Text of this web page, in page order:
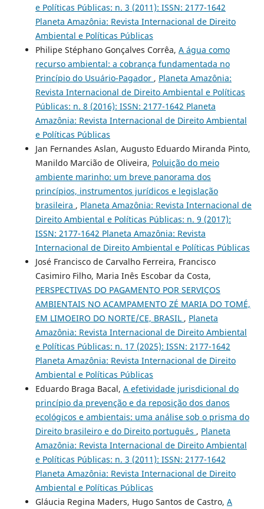
e Políticas Públicas: n. 3 (2011): ISSN: 2177-1642
Planeta Amazônia: Revista Internacional de Direito
Ambiental e Políticas Públicas
Philipe Stéphano Gonçalves Corrêa, A água como
recurso ambiental: a cobrança fundamentada no
Princípio do Usuário-Pagador , Planeta Amazônia:
Revista Internacional de Direito Ambiental e Políticas
Públicas: n. 8 (2016): ISSN: 2177-1642 Planeta
Amazônia: Revista Internacional de Direito Ambiental
e Políticas Públicas
Jan Fernandes Aslan, Augusto Eduardo Miranda Pinto,
Manildo Marcião de Oliveira, Poluição do meio
ambiente marinho: um breve panorama dos
princípios, instrumentos jurídicos e legislação
brasileira , Planeta Amazônia: Revista Internacional de
Direito Ambiental e Políticas Públicas: n. 9 (2017):
ISSN: 2177-1642 Planeta Amazônia: Revista
Internacional de Direito Ambiental e Políticas Públicas
José Francisco de Carvalho Ferreira, Francisco
Casimiro Filho, Maria Inês Escobar da Costa,
PERSPECTIVAS DO PAGAMENTO POR SERVIÇOS
AMBIENTAIS NO ACAMPAMENTO ZÉ MARIA DO TOMÉ,
EM LIMOEIRO DO NORTE/CE, BRASIL , Planeta
Amazônia: Revista Internacional de Direito Ambiental
e Políticas Públicas: n. 17 (2025): ISSN: 2177-1642
Planeta Amazônia: Revista Internacional de Direito
Ambiental e Políticas Públicas
Eduardo Braga Bacal, A efetividade jurisdicional do
princípio da prevenção e da reposição dos danos
ecológicos e ambientais: uma análise sob o prisma do
Direito brasileiro e do Direito português , Planeta
Amazônia: Revista Internacional de Direito Ambiental
e Políticas Públicas: n. 3 (2011): ISSN: 2177-1642
Planeta Amazônia: Revista Internacional de Direito
Ambiental e Políticas Públicas
Gláucia Regina Maders, Hugo Santos de Castro, A